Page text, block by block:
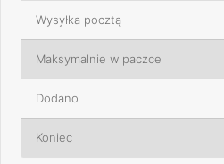
Wysyłka pocztą
Maksymalnie w paczce
Dodano
Koniec